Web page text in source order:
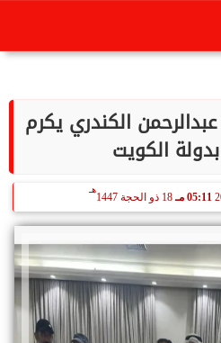
الكندري يكرم
الكويت
05:11 مـ 18 ذو الحجة 1447
هـ